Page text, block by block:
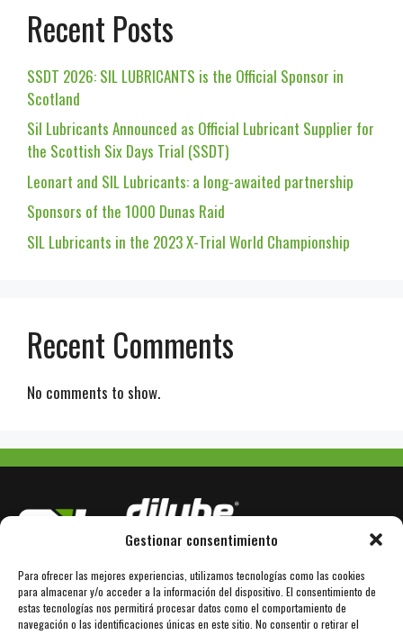
Gestionar consentimiento
Para ofrecer las mejores experiencias, utilizamos tecnologías como las cookies
para almacenar y/o acceder a la información del dispositivo. El consentimiento de
estas tecnologías nos permitirá procesar datos como el comportamiento de
navegación o las identificaciones únicas en este sitio. No consentir o retirar el
Recent Posts
SSDT 2026: SIL LUBRICANTS is the Official Sponsor in
Scotland
Sil Lubricants Announced as Official Lubricant Supplier for
the Scottish Six Days Trial (SSDT)
Leonart and SIL Lubricants: a long-awaited partnership
Sponsors of the 1000 Dunas Raid
SIL Lubricants in the 2023 X-Trial World Championship
Recent Comments
No comments to show.
Avda. Bertrán Güell 78
E-08850 Gavà / Barcelona
+34 936 110 101
www.dilube.com